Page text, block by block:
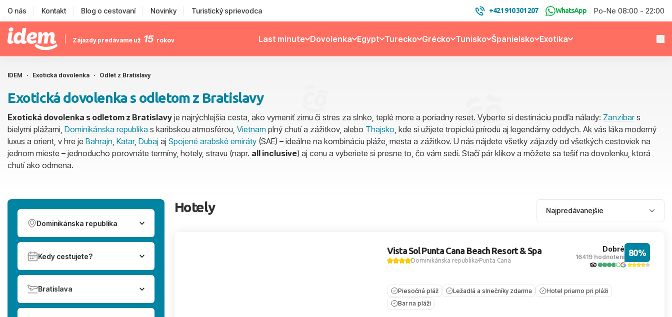
O nás Kontakt Blog o cestovaní Novinky Turistický sprievodca +421 910 301 207 WhatsApp Po-Ne 08:00 - 22:00
Zájazdy predávame už 15 rokov Last minute Dovolenka Egypt Turecko Grécko Tunisko Španielsko Exotika
IDEM Exotická dovolenka Odlet z Bratislavy
Exotická dovolenka s odletom z Bratislavy
Exotická dovolenka s odletom z Bratislavy je najrýchlejšia cesta, ako vymeniť zimu či stres za slnko, teplé more a poriadny reset. Vyberte si destináciu podľa nálady: Zanzibars
bielymi plážami, Dominikánska republika s karibskou atmosférou, Vietnam plný chutí a zážitkov, alebo Thajsko, kde si užijete tropickú prírodu aj legendárny oddych. Ak vás láka moderný
luxus a orient, v hre je Bahrajn, Katar, Dubaj aj Spojené arabské emiráty (SAE) – ideálne na kombináciu pláže, mesta a zážitkov. U nás nájdete všetky zájazdy od všetkých cestoviek na
jednom mieste – jednoducho porovnáte termíny, hotely, stravu (napr. all inclusive) aj cenu a vyberiete si presne to, čo vám sedí. Stačí pár klikov a môžete sa tešiť na dovolenku, ktorá
chutí ako odmena.
Dominikánska republika
Kedy cestujete?
Bratislava
Hotely
Vista Sol Punta Cana Beach Resort & Spa
Dominikánska republikaPunta Cana
Dobré
16419 hodnotení 80%
Piesočná pláž Ležadlá a slnečníky zdarma
Hotel priamo pri pláži
Bar na pláži